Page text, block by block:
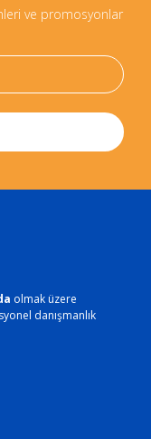
ve promosyonlar
olmak üzere
danışmanlık